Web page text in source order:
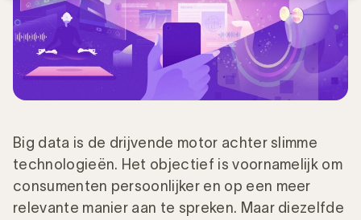
Big data is de drijvende motor achter slimme
technologieën. Het objectief is voornamelijk om
consumenten persoonlijker en op een meer
relevante manier aan te spreken. Maar diezelfde